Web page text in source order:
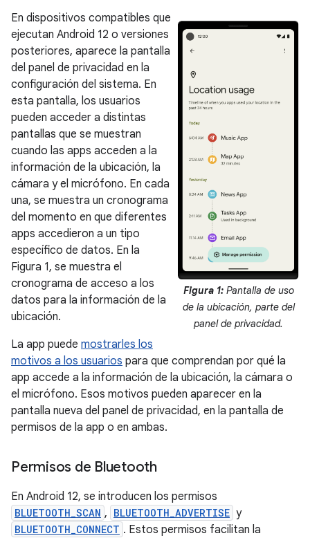
Figura 1:Pantalla de uso
de la ubicación, parte del
panel de privacidad.
En dispositivos compatibles que
ejecutan Android 12 o versiones
posteriores, aparece la pantalla
del panel de privacidad en la
configuración del sistema. En
esta pantalla, los usuarios
pueden acceder a distintas
pantallas que se muestran
cuando las apps acceden a la
información de la ubicación, la
cámara y el micrófono. En cada
una, se muestra un cronograma
del momento en que diferentes
apps accedieron a un tipo
específico de datos. En la
Figura 1, se muestra el
cronograma de acceso a los
datos para la información de la
ubicación.
La app puede mostrarles los
motivos a los usuarios para que comprendan por qué la
app accede a la información de la ubicación, la cámara o
el micrófono. Esos motivos pueden aparecer en la
pantalla nueva del panel de privacidad, en la pantalla de
permisos de la app o en ambas.
Permisos de Bluetooth
En Android 12, se introducen los permisos
BLUETOOTH_SCAN , BLUETOOTH_ADVERTISE y
BLUETOOTH_CONNECT . Estos permisos facilitan la